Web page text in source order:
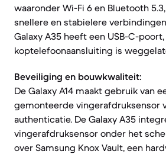
waaronder Wi-Fi 6 en Bluetooth
snellere en stabielere
Galaxy A35 heeft een USB-C-
koptelefoonaansluiting is
Beveiliging en bouwkwaliteit:
De Galaxy A14 maakt gebruik van
gemonteerde vingerafdruksensor
authenticatie. De Galaxy A35
vingerafdruksensor onder het
over Samsung Knox Vault, een